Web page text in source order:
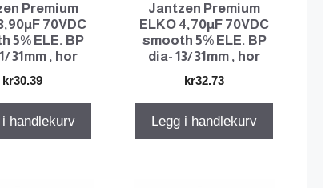
Premium
70VDC
5% ELE. BP
31mm , hor
kr30.39
i handlekurv
Jantzen Premium
ELKO 4,70µF 70VDC
smooth 5% ELE. BP
dia- 13/ 31mm , hor
kr32.73
Legg i handlekurv